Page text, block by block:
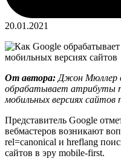
20.01.2021
От автора: Джон Мюллер
обрабатывает атрибуты
мобильных версиях сайтов
Представитель Google
вебмастеров возникают
rel=canonical и hreflang
сайтов в эру mobile-first.